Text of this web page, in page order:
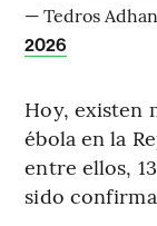
— Tedros
2026
Hoy, existen
ébola en la
entre ellos,
sido